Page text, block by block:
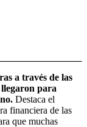
a través de las
para
Destaca el
financiera de las
que muchas